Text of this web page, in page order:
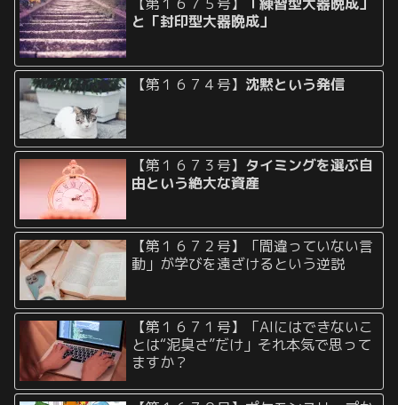
と「封印型大器晩成」
【第１６７４号】 沈黙という発信
【第１６７３号】 タイミングを選ぶ自
由という絶大な資産
【第１６７２号】「間違っていない言
動」が学びを遠ざけるという逆説
【第１６７１号】「AIにはできないこ
とは“泥臭さ”だけ」それ本気で思って
ますか？